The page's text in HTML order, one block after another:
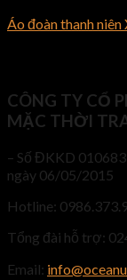
Áo đoàn thanh niên
CÔNG TY CỔ
MẶC THỜI
– Số ĐKKD
ngày 06/05/2015
Hotline:
Tổng đài hỗ trợ:
Email: